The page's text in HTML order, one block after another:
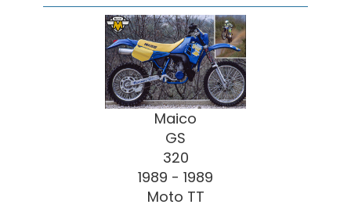
Maico
GS
320
1989 - 1989
Moto TT